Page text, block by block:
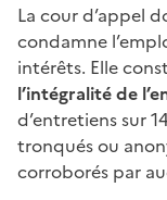
La cour d’appel
condamne
intérêts. Elle
l’intégralité de
d’entretiens sur
tronqués ou
corroborés par